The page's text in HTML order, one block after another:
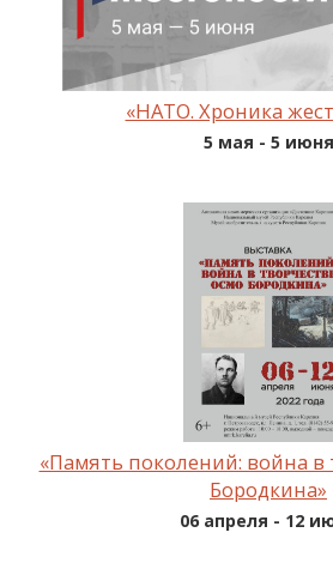
«НАТО. Хроника
5 мая - 5 июня
«Память поколений: война в
Бородкина»
06 апреля - 12